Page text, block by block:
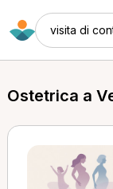
visita di
Ostetrica a